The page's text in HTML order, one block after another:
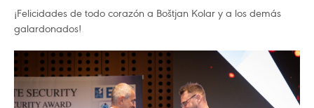
¡Felicidades de todo corazón a Boštjan Kolar y a los demás
galardonados!